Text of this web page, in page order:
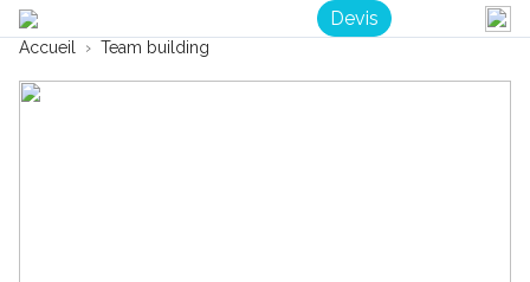
Devis
Accueil Team building